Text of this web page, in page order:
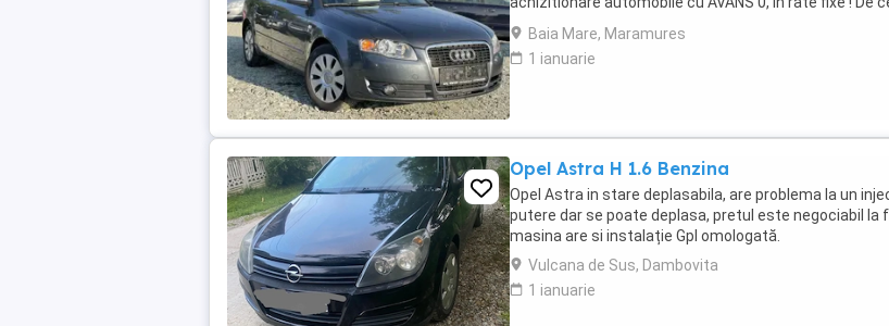
la noi ? Sistem avantajos ...
Baia Mare, Maramures
1 ianuarie
Opel Astra H 1.6 Benzina
Opel Astra in stare deplasabila, are problema la un
putere dar se poate deplasa, pretul este negociabil la
masina are si instalație Gpl omologată.
Vulcana de Sus, Dambovita
1 ianuarie